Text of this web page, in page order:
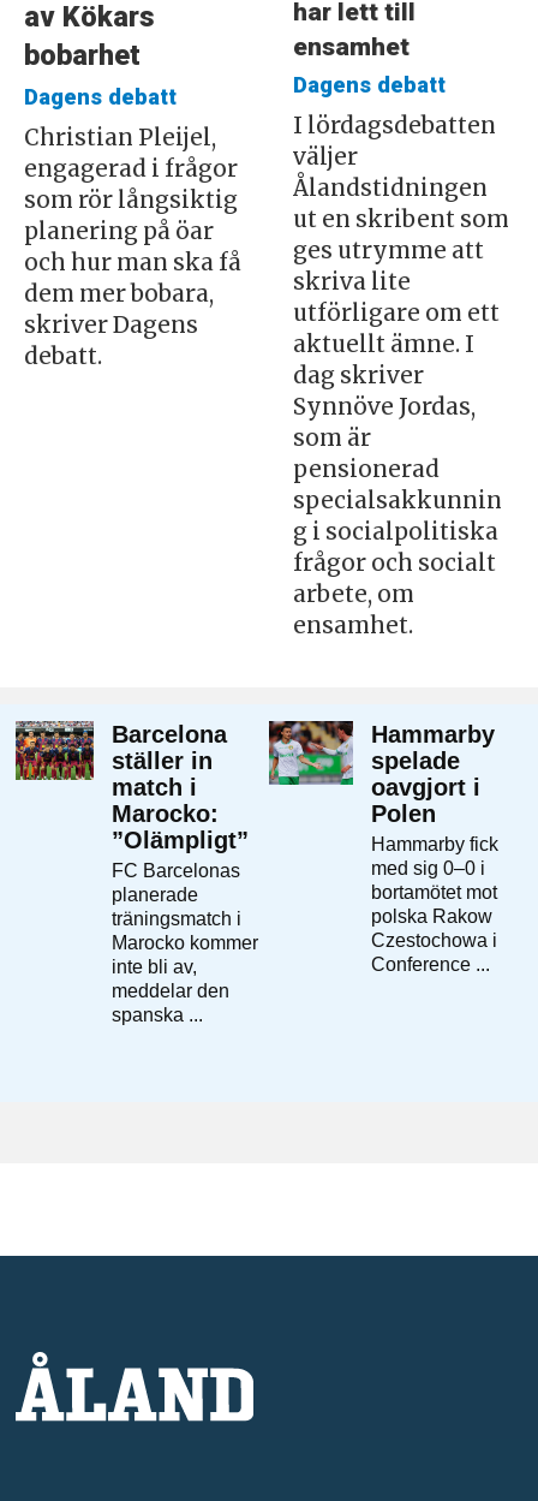
av Kökars
bobarhet
Dagens debatt
Christian Pleijel,
engagerad i frågor
som rör långsiktig
planering på öar
och hur man ska få
dem mer bobara,
skriver Dagens
debatt.
har lett till
ensamhet
Dagens debatt
I lördagsdebatten
väljer
Ålandstidningen
ut en skribent som
ges utrymme att
skriva lite
utförligare om ett
aktuellt ämne. I
dag skriver
Synnöve Jordas,
som är
pensionerad
specialsakkunnin
g i socialpolitiska
frågor och socialt
arbete, om
ensamhet.